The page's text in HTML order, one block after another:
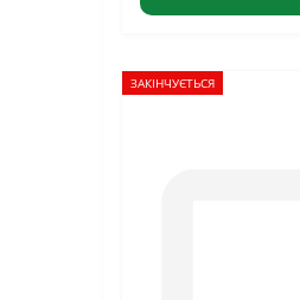
ЗАКІНЧУЄТЬСЯ